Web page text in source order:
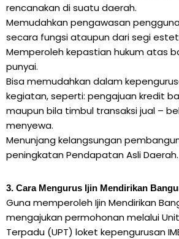
rencanakan di suatu daerah.
Memudahkan pengawasan
secara fungsi ataupun dari segi
Memperoleh kepastian hukum atas
punyai.
Bisa memudahkan dalam
kegiatan, seperti: pengajuan kredit
maupun bila timbul transaksi jual –
menyewa.
Menunjang kelangsungan
peningkatan Pendapatan Asli Daerah.
3. Cara Mengurus Ijin Mendirikan
Guna memperoleh Ijin Mendirikan
mengajukan permohonan melalui
Terpadu (UPT) loket kepengurusan